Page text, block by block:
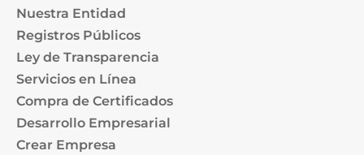
Nuestra Entidad
Registros Públicos
Ley de Transparencia
Servicios en Línea
Compra de Certificados
Desarrollo Empresarial
Crear Empresa